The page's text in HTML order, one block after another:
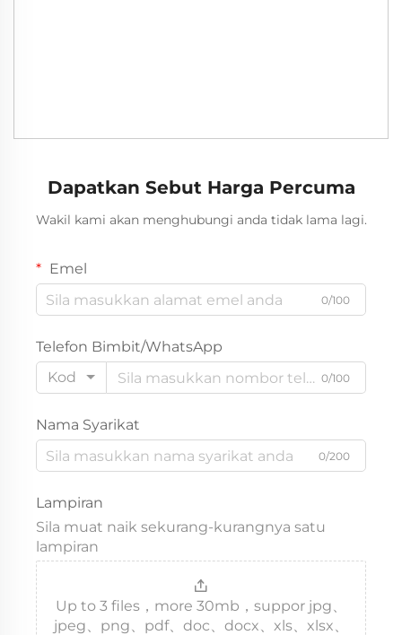
Dapatkan Sebut Harga Percuma
Wakil kami akan menghubungi anda tidak lama lagi.
Emel
0/100
Telefon Bimbit/WhatsApp
Kod
0/100
Nama Syarikat
0/200
Lampiran
Sila muat naik sekurang-kurangnya satu
lampiran
Up to 3 files，more 30mb，suppor jpg、
jpeg、png、pdf、doc、docx、xls、xlsx、